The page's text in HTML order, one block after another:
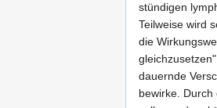
stündigen
Teilweise wird
die
dauernde
bewirke.